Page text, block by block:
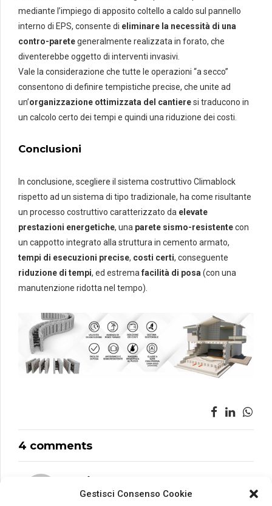
Gestisci Consenso Cookie
mediante l’impiego di apposito coltello a caldo sul pannello
interno di EPS, consente di eliminare la necessità di una
contro-paretegeneralmente realizzata in forato, che
diventerebbe oggetto di interventi invasivi.
Vale la considerazione che tutte le operazioni “a secco”
consentono di definire tempistiche precise, che unite ad
un’organizzazione ottimizzata del cantieresi traducono in
un calcolo certo dei tempi e quindi una riduzione dei costi.
Conclusioni
In conclusione, scegliere il sistema costruttivo Climablock
rispetto ad un sistema di tipo tradizionale, ha come risultante
un processo costruttivo caratterizzato da elevate
prestazioni energetiche, una parete sismo-resistentecon
un cappotto integrato alla struttura in cemento armato,
tempi di esecuzioni precise, costi certi, conseguente
riduzione di tempi, ed estremafacilità di posa(con una
manutenzione ridotta nel tempo).
4 comments
adriano
Agosto 26, 2021 at 9:09 pm